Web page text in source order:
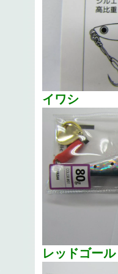
イワシ
レッドゴー